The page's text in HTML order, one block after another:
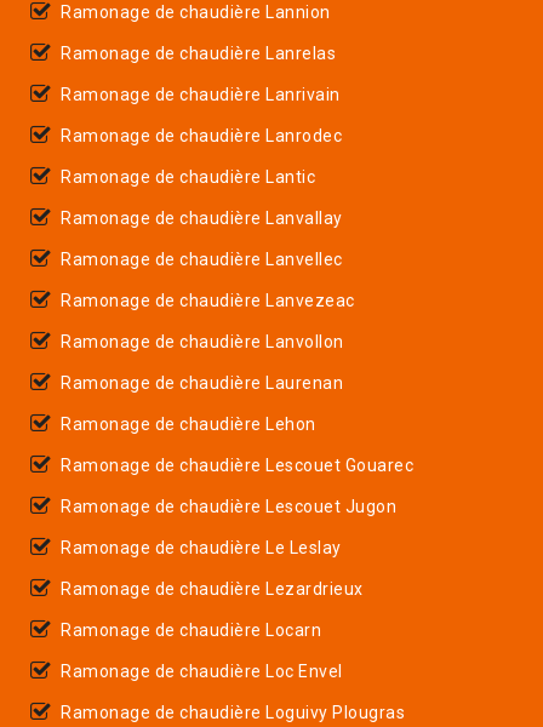
Ramonage de chaudière Lannion
Ramonage de chaudière Lanrelas
Ramonage de chaudière Lanrivain
Ramonage de chaudière Lanrodec
Ramonage de chaudière Lantic
Ramonage de chaudière Lanvallay
Ramonage de chaudière Lanvellec
Ramonage de chaudière Lanvezeac
Ramonage de chaudière Lanvollon
Ramonage de chaudière Laurenan
Ramonage de chaudière Lehon
Ramonage de chaudière Lescouet Gouarec
Ramonage de chaudière Lescouet Jugon
Ramonage de chaudière Le Leslay
Ramonage de chaudière Lezardrieux
Ramonage de chaudière Locarn
Ramonage de chaudière Loc Envel
Ramonage de chaudière Loguivy Plougras